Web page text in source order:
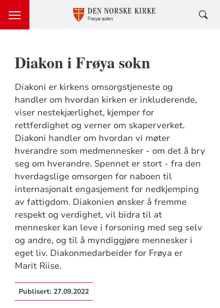
Diakon i Frøya sokn
Diakoni er kirkens omsorgstjeneste og
handler om hvordan kirken er inkluderende,
viser nestekjærlighet, kjemper for
rettferdighet og verner om skaperverket.
Diakoni handler om hvordan vi møter
hverandre som medmennesker - om det å bry
seg om hverandre. Spennet er stort - fra den
hverdagslige omsorgen for naboen til
internasjonalt engasjement for nedkjemping
av fattigdom. Diakonien ønsker å fremme
respekt og verdighet, vil bidra til at
mennesker kan leve i forsoning med seg selv
og andre, og til å myndiggjøre mennesker i
eget liv. Diakonmedarbeider for Frøya er
Marit Riise.
Publisert: 27.09.2022